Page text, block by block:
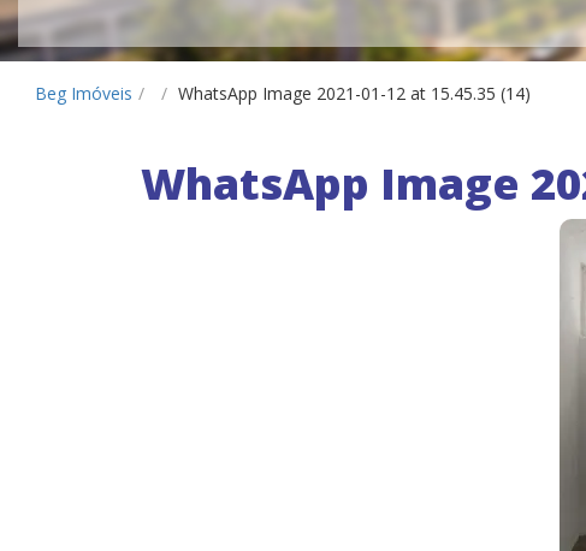
Beg Imóveis / / WhatsApp Image 2021-01-12 at 15.45.35 (14)
WhatsApp Image